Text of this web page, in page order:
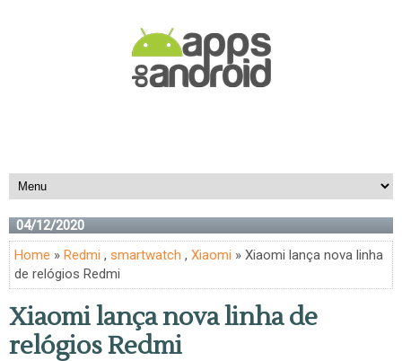
04/12/2020
Home » Redmi , smartwatch , Xiaomi » Xiaomi lança nova linha
de relógios Redmi
Xiaomi lança nova linha de
relógios Redmi